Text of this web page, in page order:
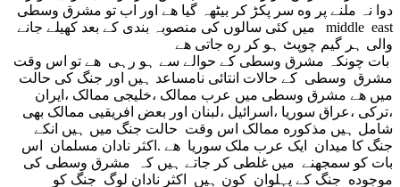
دوا نہ ملنے پر وه سر پکڑ کر بیٹهہ گیا هے اور اب تو مشرق وسطی
middle east میں کئی سالوں کی منصوبہ بندی کے بعد کهیلے جانے
والی ہر گیم چوپٹ ہو کر ره جاتی هے
بات چونکہ مشرق وسطی کے حوالے سے ہو رہی هے تو اس وقت
مشرق وسطی کے حالات انتائی نامساعد ہیں اور جنگ کی حالت
میں هے مشرق وسطی میں عرب ممالک ،خلیجی ممالک ،ایران
،ترکی ،عراق سوریا ،اسرائیل ،لبنان اور بعض افریقیی ممالک بهی
شامل ہیں مذکوره ممالک اس وقت حالت جنگ میں ہیں انکے
جنگ کا میدان ایک عرب ملک سوریا هے .اکثر نادان مسلمان اس
بات کو سمجهنے میں غلطی کر جاتے ہیں کہ مشرق وسطی کی
موجوده جنگ کے پہلوان کون ہیں اکثر نادان لوگ جنگ کو